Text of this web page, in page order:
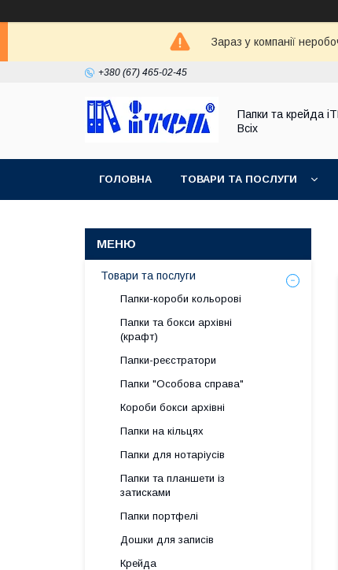
Зараз у компанії
+380 (67) 465-02-45
Папки та крейда
Всіх
ГОЛОВНА ТОВАРИ ТА ПОСЛУГИ
Товари та послуги
Папки-короби кольорові
Папки та бокси архівні
(крафт)
Папки-реєстратори
Папки "Особова справа"
Короби бокси архівні
Папки на кільцях
Папки для нотаріусів
Папки та планшети із
затисками
Папки портфелі
Дошки для записів
Крейда